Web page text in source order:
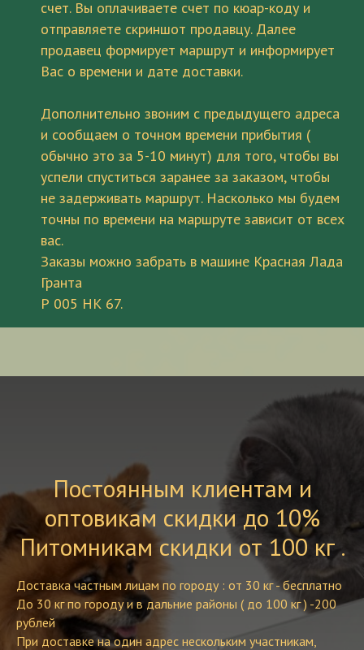
счет. Вы оплачиваете счет по кюар-коду и
отправляете скриншот продавцу. Далее
продавец формирует маршрут и информирует
Вас о времени и дате доставки.
Дополнительно звоним с предыдущего адреса
и сообщаем о точном времени прибытия (
обычно это за 5-10 минут) для того, чтобы вы
успели спуститься заранее за заказом, чтобы
не задерживать маршрут. Насколько мы будем
точны по времени на маршруте зависит от всех
вас.
Заказы можно забрать в машине Красная Лада
Гранта
Р 005 НК 67.
Постоянным клиентам и
оптовикам скидки до 10%
Питомникам скидки от 100 кг .
Доставка частным лицам по городу : от 30 кг - бесплатно
До 30 кг по городу и в дальние районы ( до 100 кг ) -200
рублей
При доставке на один адрес нескольким участникам,